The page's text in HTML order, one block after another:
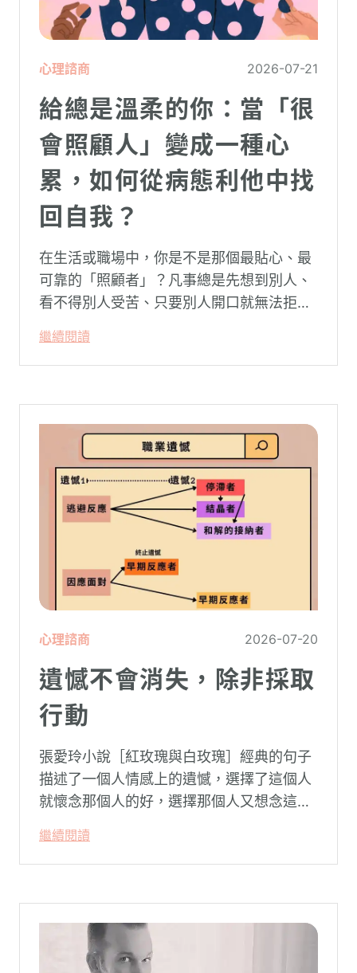
心理諮商 2026-07-21
給總是溫柔的你：當「很
會照顧人」變成一種心
累，如何從病態利他中找
回自我？
在生活或職場中，你是不是那個最貼心、最
可靠的「照顧者」？凡事總是先想到別人、
看不得別人受苦、只要別人開口就無法拒
常在夜深人靜時讓你感到莫名的心累與空
虛。
繼續閱讀
心理諮商 2026-07-20
遺憾不會消失，除非採取
行動
張愛玲小說［紅玫瑰與白玫瑰］經典的句子
描述了一個人情感上的遺憾，選擇了這個人
就懷念那個人的好，選擇那個人又想念這個
繼續閱讀